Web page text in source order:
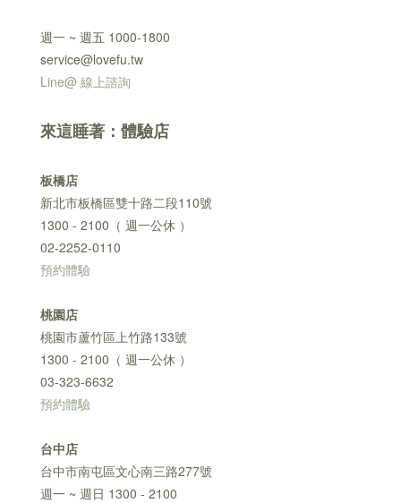
週一 ~ 週五 1000-1800
service@lovefu.tw
Line@ 線上諮詢
來這睡著：體驗店
板橋店
新北市板橋區雙十路二段110號
1300 - 2100（ 週一公休 ）
02-2252-0110
預約體驗
桃園店
桃園市蘆竹區上竹路133號
1300 - 2100（ 週一公休 ）
03-323-6632
預約體驗
台中店
台中市南屯區文心南三路277號
週一 ~ 週日 1300 - 2100